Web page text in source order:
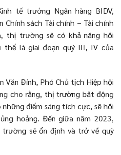
tế trưởng Ngân hàng BIDV,
Chính sách Tài chính – Tài chính
thị trường sẽ có khả năng hồi
là giai đoạn quý III, IV của
Văn Đính, Phó Chủ tịch Hiệp hội
cho rằng, thị trường bất động
điểm sáng tích cực, sẽ hồi
hoảng. Đến giữa năm 2023,
sẽ ổn định và trở về quỹ